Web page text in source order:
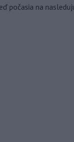
počasia na